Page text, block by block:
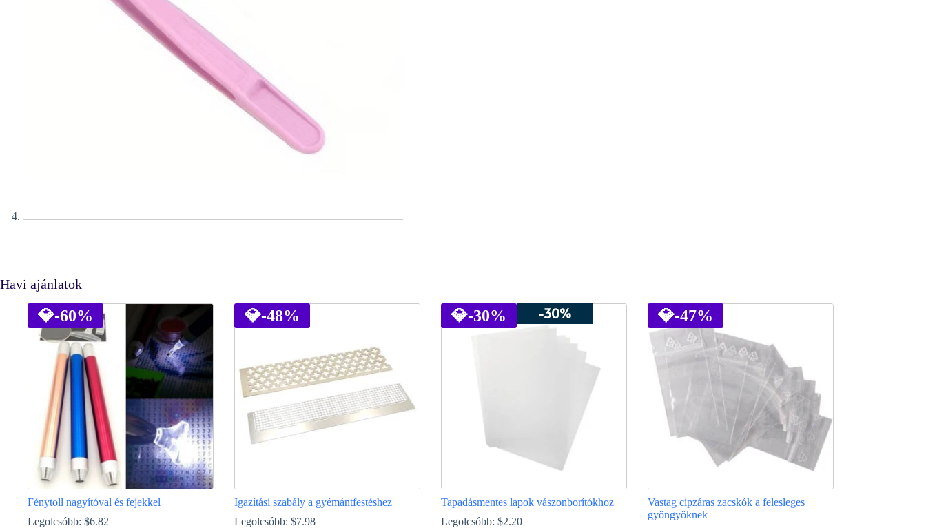
Havi ajánlatok
💎-60%
Fénytoll nagyítóval és fejekkel
Legolcsóbb: $6.82
💎-48%
Igazítási szabály a gyémántfestéshez
Legolcsóbb: $7.98
💎-30% -30%
Tapadásmentes lapok vászonborítókhoz
Legolcsóbb: $2.20
💎-47%
Vastag cipzáras zacskók a felesleges
gyöngyöknek